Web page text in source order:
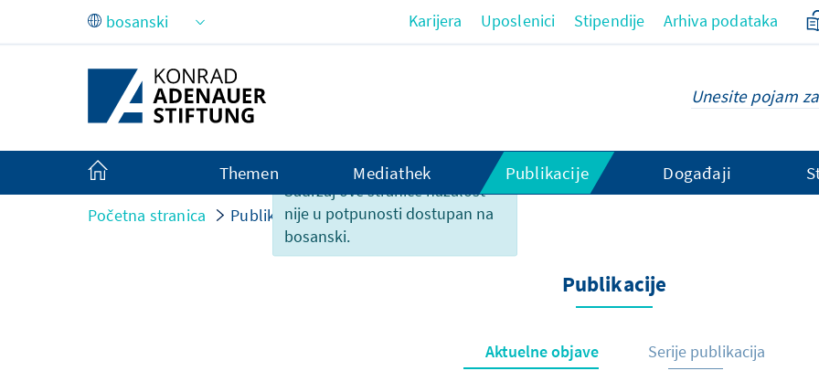
Skip to Main Content
Sadržaj ove stranice nažalost
nije u potpunosti dostupan na
bosanski.
Karijera Uposlenici Stipendije Arhiva podataka
Themen Mediathek Publikacije Događaji
Početna stranica Publikacije
Publikacije
Aktuelne objave Serije publikacija